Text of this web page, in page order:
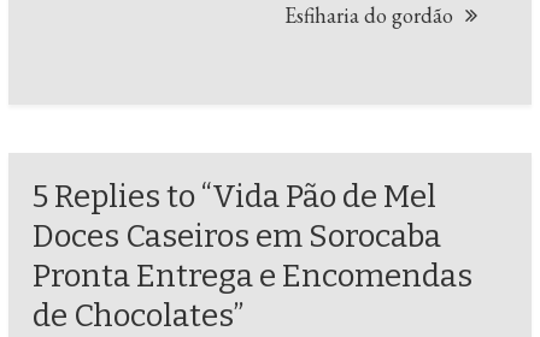
Esfiharia do gordão
5 Replies to “Vida Pão de Mel
Doces Caseiros em Sorocaba
Pronta Entrega e Encomendas
de Chocolates”